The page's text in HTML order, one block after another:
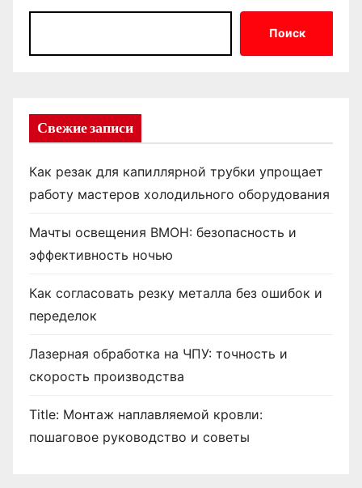
Поиск
Свежие записи
Как резак для капиллярной трубки упрощает
работу мастеров холодильного оборудования
Мачты освещения ВМОН: безопасность и
эффективность ночью
Как согласовать резку металла без ошибок и
переделок
Лазерная обработка на ЧПУ: точность и
скорость производства
Title: Монтаж наплавляемой кровли:
пошаговое руководство и советы